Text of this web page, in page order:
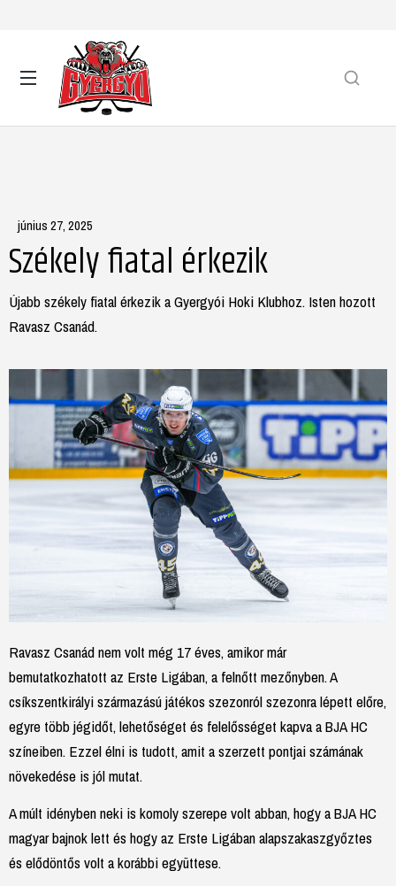
június 27, 2025
Székely fiatal érkezik
Újabb székely fiatal érkezik a Gyergyói Hoki Klubhoz. Isten hozott
Ravasz Csanád.
Ravasz Csanád nem volt még 17 éves, amikor már
bemutatkozhatott az Erste Ligában, a felnőtt mezőnyben. A
csíkszentkirályi származású játékos szezonról szezonra lépett előre,
egyre több jégidőt, lehetőséget és felelősséget kapva a BJA HC
színeiben. Ezzel élni is tudott, amit a szerzett pontjai számának
növekedése is jól mutat.
A múlt idényben neki is komoly szerepe volt abban, hogy a BJA HC
magyar bajnok lett és hogy az Erste Ligában alapszakaszgyőztes
és elődöntős volt a korábbi együttese.